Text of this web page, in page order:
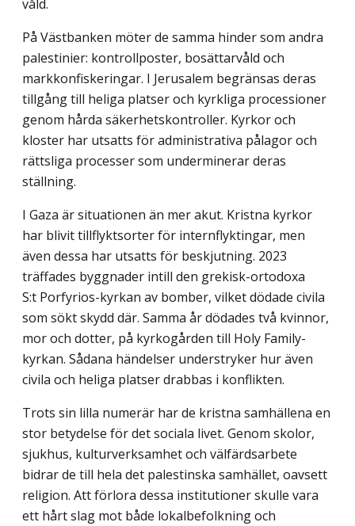
våld.
På Västbanken möter de samma hinder som andra
palestinier: kontrollposter, bosättarvåld och
markkonfiskeringar. I Jerusalem begränsas deras
tillgång till heliga platser och kyrkliga processioner
genom hårda säkerhetskontroller. Kyrkor och
kloster har utsatts för administrativa pålagor och
rättsliga processer som underminerar deras
ställning.
I Gaza är situationen än mer akut. Kristna kyrkor
har blivit tillflyktsorter för intern­flyktingar, men
även dessa har utsatts för beskjutning. 2023
träffades byggnader intill den grekisk-ortodoxa
S:t Porfyrios-kyrkan av bomber, vilket dödade civila
som sökt skydd där. Samma år dödades två kvinnor,
mor och dotter, på kyrkogården till Holy Family-
kyrkan. Sådana händelser understryker hur även
civila och heliga platser drabbas i konflikten.
Trots sin lilla numerär har de kristna samhällena en
stor betydelse för det sociala livet. Genom skolor,
sjukhus, kulturverksamhet och välfärdsarbete
bidrar de till hela det palestinska samhället, oavsett
religion. Att förlora dessa institutioner skulle vara
ett hårt slag mot både lokalbefolkning och